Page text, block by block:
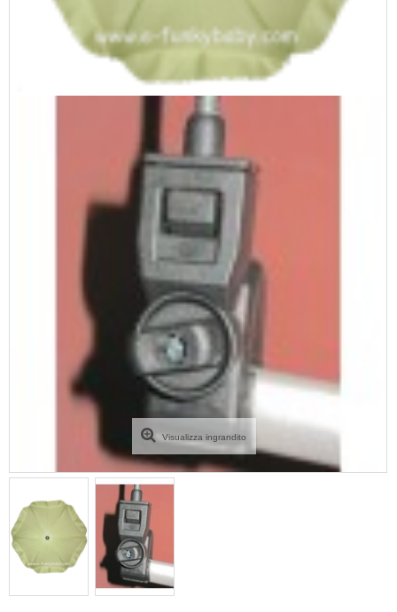
Visualizza ingrandito